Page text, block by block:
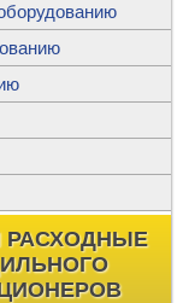
РАСХОДНЫЕ